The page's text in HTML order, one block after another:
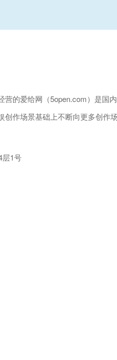
营的爱给网（5open.com）是国
创作场景基础上不断向更多创作
层1号